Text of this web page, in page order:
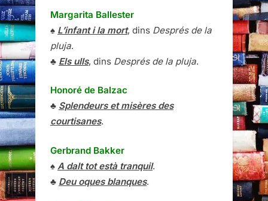
Margarita Ballester
♠ L’infant i la mort, dins Després de la
pluja.
♣ Els ulls, dins Després de la pluja.
Honoré de Balzac
♣ Splendeurs et misères des
courtisanes.
Gerbrand Bakker
♠ A dalt tot està tranquil.
♣ Deu oques blanques.